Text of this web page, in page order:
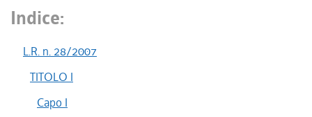
Indice:
L.R. n. 28/2007
TITOLO I
Capo I